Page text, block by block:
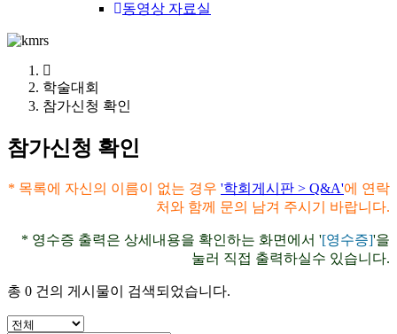
동영상 자료실
학술대회
참가신청 확인
참가신청 확인
* 목록에 자신의 이름이 없는 경우 '학회게시판 > Q&A'에 연락
처와 함께 문의 남겨 주시기 바랍니다.
* 영수증 출력은 상세내용을 확인하는 화면에서 '[영수증]'을
눌러 직접 출력하실수 있습니다.
총 0 건의 게시물이 검색되었습니다.